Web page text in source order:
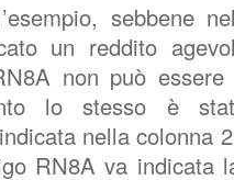
sebbene
un reddito
non può
lo stesso è
nella colonna
RN8A va indicata